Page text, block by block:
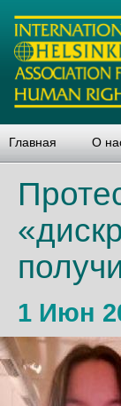
Главная О
1 Июн